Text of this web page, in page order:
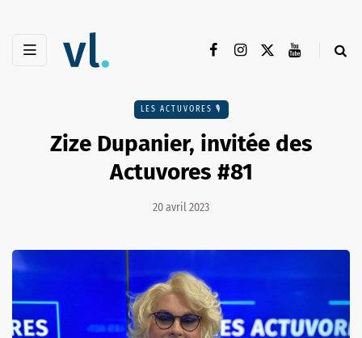
LES ACTUVORES 🎙
Zize Dupanier, invitée des
Actuvores #81
20 avril 2023